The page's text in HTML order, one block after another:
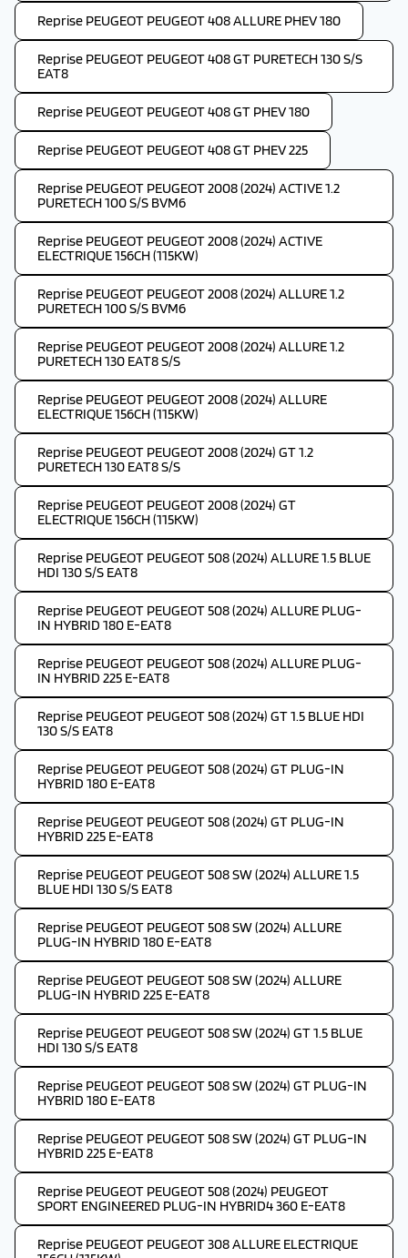
Reprise PEUGEOT PEUGEOT 408 ALLURE PHEV 180
Reprise PEUGEOT PEUGEOT 408 GT PURETECH 130 S/S
EAT8
Reprise PEUGEOT PEUGEOT 408 GT PHEV 180
Reprise PEUGEOT PEUGEOT 408 GT PHEV 225
Reprise PEUGEOT PEUGEOT 2008 (2024) ACTIVE 1.2
PURETECH 100 S/S BVM6
Reprise PEUGEOT PEUGEOT 2008 (2024) ACTIVE
ELECTRIQUE 156CH (115KW)
Reprise PEUGEOT PEUGEOT 2008 (2024) ALLURE 1.2
PURETECH 100 S/S BVM6
Reprise PEUGEOT PEUGEOT 2008 (2024) ALLURE 1.2
PURETECH 130 EAT8 S/S
Reprise PEUGEOT PEUGEOT 2008 (2024) ALLURE
ELECTRIQUE 156CH (115KW)
Reprise PEUGEOT PEUGEOT 2008 (2024) GT 1.2
PURETECH 130 EAT8 S/S
Reprise PEUGEOT PEUGEOT 2008 (2024) GT
ELECTRIQUE 156CH (115KW)
Reprise PEUGEOT PEUGEOT 508 (2024) ALLURE 1.5 BLUE
HDI 130 S/S EAT8
Reprise PEUGEOT PEUGEOT 508 (2024) ALLURE PLUG-
IN HYBRID 180 E-EAT8
Reprise PEUGEOT PEUGEOT 508 (2024) ALLURE PLUG-
IN HYBRID 225 E-EAT8
Reprise PEUGEOT PEUGEOT 508 (2024) GT 1.5 BLUE HDI
130 S/S EAT8
Reprise PEUGEOT PEUGEOT 508 (2024) GT PLUG-IN
HYBRID 180 E-EAT8
Reprise PEUGEOT PEUGEOT 508 (2024) GT PLUG-IN
HYBRID 225 E-EAT8
Reprise PEUGEOT PEUGEOT 508 SW (2024) ALLURE 1.5
BLUE HDI 130 S/S EAT8
Reprise PEUGEOT PEUGEOT 508 SW (2024) ALLURE
PLUG-IN HYBRID 180 E-EAT8
Reprise PEUGEOT PEUGEOT 508 SW (2024) ALLURE
PLUG-IN HYBRID 225 E-EAT8
Reprise PEUGEOT PEUGEOT 508 SW (2024) GT 1.5 BLUE
HDI 130 S/S EAT8
Reprise PEUGEOT PEUGEOT 508 SW (2024) GT PLUG-IN
HYBRID 180 E-EAT8
Reprise PEUGEOT PEUGEOT 508 SW (2024) GT PLUG-IN
HYBRID 225 E-EAT8
Reprise PEUGEOT PEUGEOT 508 (2024) PEUGEOT
SPORT ENGINEERED PLUG-IN HYBRID4 360 E-EAT8
Reprise PEUGEOT PEUGEOT 308 ALLURE ELECTRIQUE